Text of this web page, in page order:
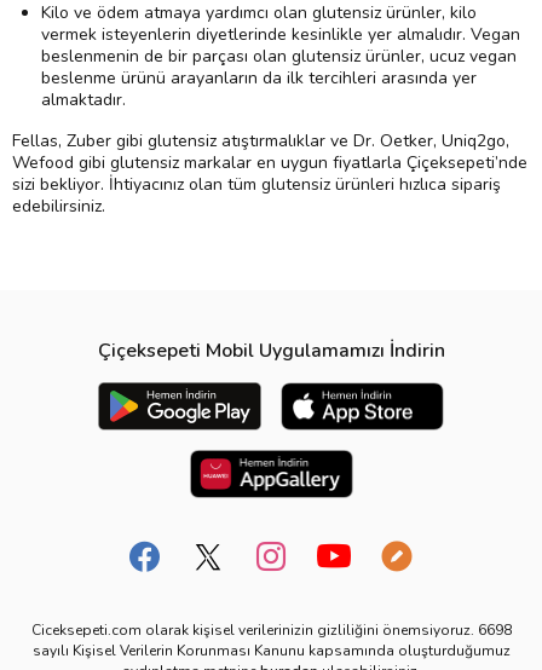
Kilo ve ödem atmaya yardımcı olan glutensiz ürünler, kilo
vermek isteyenlerin diyetlerinde kesinlikle yer almalıdır. Vegan
beslenmenin de bir parçası olan glutensiz ürünler, ucuz vegan
beslenme ürünü arayanların da ilk tercihleri arasında yer
almaktadır.
Fellas, Zuber gibi glutensiz atıştırmalıklar ve Dr. Oetker, Uniq2go,
Wefood gibi glutensiz markalar en uygun fiyatlarla Çiçeksepeti’nde
sizi bekliyor. İhtiyacınız olan tüm glutensiz ürünleri hızlıca sipariş
edebilirsiniz.
Çiçeksepeti Mobil Uygulamamızı İndirin
Ciceksepeti.com olarak kişisel verilerinizin gizliliğini önemsiyoruz. 6698
sayılı Kişisel Verilerin Korunması Kanunu kapsamında oluşturduğumuz